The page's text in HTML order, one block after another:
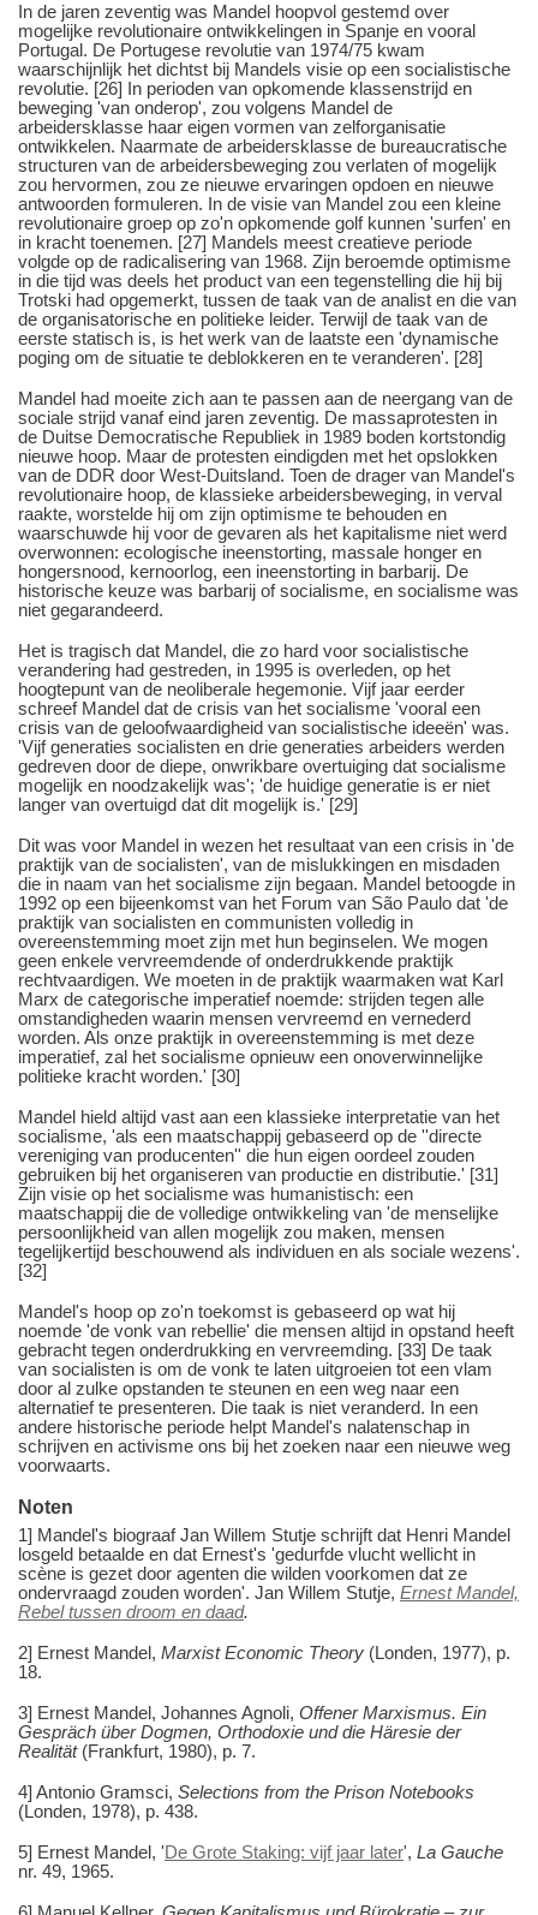
In de jaren zeventig was Mandel hoopvol gestemd over
mogelijke revolutionaire ontwikkelingen in Spanje en vooral
Portugal. De Portugese revolutie van 1974/75 kwam
waarschijnlijk het dichtst bij Mandels visie op een socialistische
revolutie. [26] In perioden van opkomende klassenstrijd en
beweging 'van onderop', zou volgens Mandel de
arbeidersklasse haar eigen vormen van zelforganisatie
ontwikkelen. Naarmate de arbeidersklasse de bureaucratische
structuren van de arbeidersbeweging zou verlaten of mogelijk
zou hervormen, zou ze nieuwe ervaringen opdoen en nieuwe
antwoorden formuleren. In de visie van Mandel zou een kleine
revolutionaire groep op zo'n opkomende golf kunnen 'surfen' en
in kracht toenemen. [27] Mandels meest creatieve periode
volgde op de radicalisering van 1968. Zijn beroemde optimisme
in die tijd was deels het product van een tegenstelling die hij bij
Trotski had opgemerkt, tussen de taak van de analist en die van
de organisatorische en politieke leider. Terwijl de taak van de
eerste statisch is, is het werk van de laatste een 'dynamische
poging om de situatie te deblokkeren en te veranderen'. [28]
Mandel had moeite zich aan te passen aan de neergang van de
sociale strijd vanaf eind jaren zeventig. De massaprotesten in
de Duitse Democratische Republiek in 1989 boden kortstondig
nieuwe hoop. Maar de protesten eindigden met het opslokken
van de DDR door West-Duitsland. Toen de drager van Mandel's
revolutionaire hoop, de klassieke arbeidersbeweging, in verval
raakte, worstelde hij om zijn optimisme te behouden en
waarschuwde hij voor de gevaren als het kapitalisme niet werd
overwonnen: ecologische ineenstorting, massale honger en
hongersnood, kernoorlog, een ineenstorting in barbarij. De
historische keuze was barbarij of socialisme, en socialisme was
niet gegarandeerd.
Het is tragisch dat Mandel, die zo hard voor socialistische
verandering had gestreden, in 1995 is overleden, op het
hoogtepunt van de neoliberale hegemonie. Vijf jaar eerder
schreef Mandel dat de crisis van het socialisme 'vooral een
crisis van de geloofwaardigheid van socialistische ideeën' was.
'Vijf generaties socialisten en drie generaties arbeiders werden
gedreven door de diepe, onwrikbare overtuiging dat socialisme
mogelijk en noodzakelijk was'; 'de huidige generatie is er niet
langer van overtuigd dat dit mogelijk is.' [29]
Dit was voor Mandel in wezen het resultaat van een crisis in 'de
praktijk van de socialisten', van de mislukkingen en misdaden
die in naam van het socialisme zijn begaan. Mandel betoogde in
1992 op een bijeenkomst van het Forum van São Paulo dat 'de
praktijk van socialisten en communisten volledig in
overeenstemming moet zijn met hun beginselen. We mogen
geen enkele vervreemdende of onderdrukkende praktijk
rechtvaardigen. We moeten in de praktijk waarmaken wat Karl
Marx de categorische imperatief noemde: strijden tegen alle
omstandigheden waarin mensen vervreemd en vernederd
worden. Als onze praktijk in overeenstemming is met deze
imperatief, zal het socialisme opnieuw een onoverwinnelijke
politieke kracht worden.' [30]
Mandel hield altijd vast aan een klassieke interpretatie van het
socialisme, 'als een maatschappij gebaseerd op de ''directe
vereniging van producenten'' die hun eigen oordeel zouden
gebruiken bij het organiseren van productie en distributie.' [31]
Zijn visie op het socialisme was humanistisch: een
maatschappij die de volledige ontwikkeling van 'de menselijke
persoonlijkheid van allen mogelijk zou maken, mensen
tegelijkertijd beschouwend als individuen en als sociale wezens'.
[32]
Mandel's hoop op zo'n toekomst is gebaseerd op wat hij
noemde 'de vonk van rebellie' die mensen altijd in opstand heeft
gebracht tegen onderdrukking en vervreemding. [33] De taak
van socialisten is om de vonk te laten uitgroeien tot een vlam
door al zulke opstanden te steunen en een weg naar een
alternatief te presenteren. Die taak is niet veranderd. In een
andere historische periode helpt Mandel's nalatenschap in
schrijven en activisme ons bij het zoeken naar een nieuwe weg
voorwaarts.
Noten
1] Mandel's biograaf Jan Willem Stutje schrijft dat Henri Mandel
losgeld betaalde en dat Ernest's 'gedurfde vlucht wellicht in
scène is gezet door agenten die wilden voorkomen dat ze
ondervraagd zouden worden'. Jan Willem Stutje, Ernest Mandel,
Rebel tussen droom en daad.
2] Ernest Mandel, Marxist Economic Theory (Londen, 1977), p.
18.
3] Ernest Mandel, Johannes Agnoli, Offener Marxismus. Ein
Gespräch über Dogmen, Orthodoxie und die Häresie der
Realität(Frankfurt, 1980), p. 7.
4] Antonio Gramsci, Selections from the Prison Notebooks
(Londen, 1978), p. 438.
5] Ernest Mandel, 'De Grote Staking: vijf jaar later', La Gauche
nr. 49, 1965.